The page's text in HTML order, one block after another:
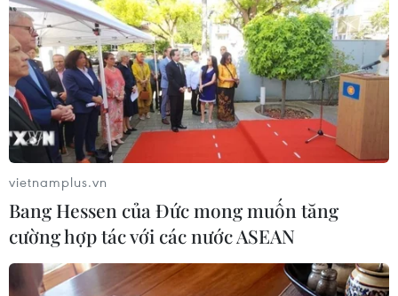
biển.
vietnamplus.vn
Bang Hessen của Đức mong muốn tăng
cường hợp tác với các nước ASEAN